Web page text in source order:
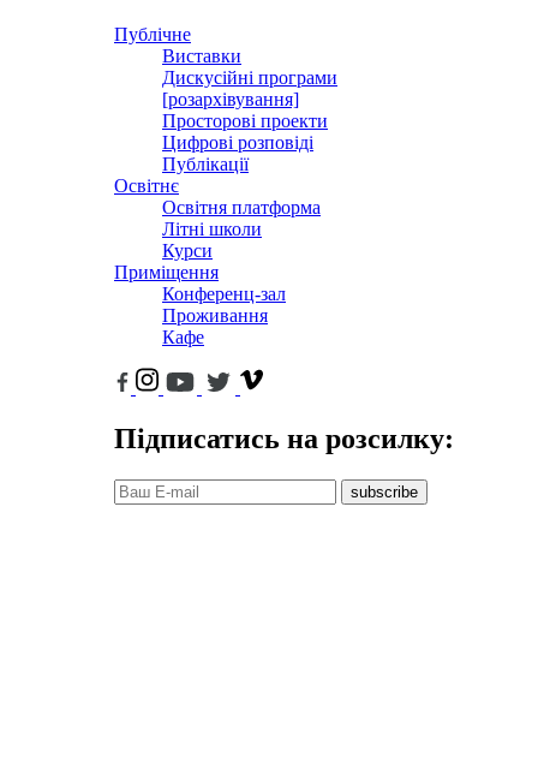
Публічне
Виставки
Дискусійні програми
[розархівування]
Просторові проекти
Цифрові розповіді
Публікації
Освітнє
Освітня платформа
Літні школи
Курси
Приміщення
Конференц-зал
Проживання
Кафе
Підписатись на розсилку:
subscribe